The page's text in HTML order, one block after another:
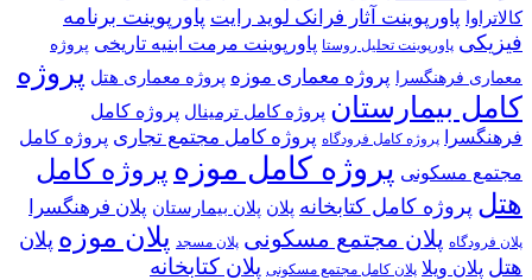
کالاتراوا پاورپوینت آثار فرانک لوید رایت پاورپوینت برنامه
فیزیکی پاورپوینت تحلیل روستا پاورپوینت مرمت ابنیه تاریخی پروژه
معماری فرهنگسرا پروژه معماری موزه پروژه معماری هتل پروژه
کامل بیمارستان پروژه کامل ترمینال پروژه کامل
فرهنگسرا
پروژه کامل فرودگاه پروژه کامل مجتمع تجاری پروژه کامل
مجتمع مسکونی پروژه کامل موزه پروژه کامل
هتل پروژه کامل کتابخانه پلان پلان بیمارستان پلان فرهنگسرا
پلان فرودگاه پلان مجتمع مسکونی پلان مسجد پلان موزه پلان
هتل پلان ویلا پلان کامل مجتمع مسکونی پلان کتابخانه